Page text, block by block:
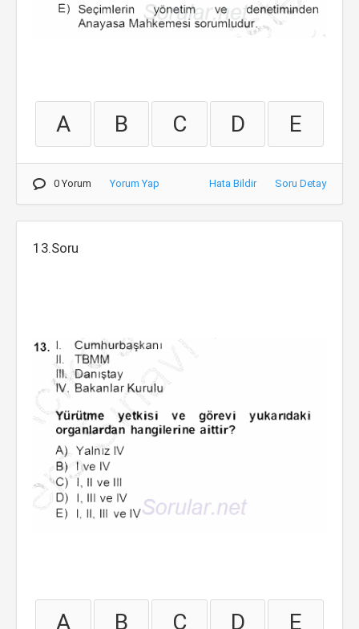
A B C D E
0 Yorum Yorum Yap Hata Bildir Soru Detay
13.Soru
A B C D E